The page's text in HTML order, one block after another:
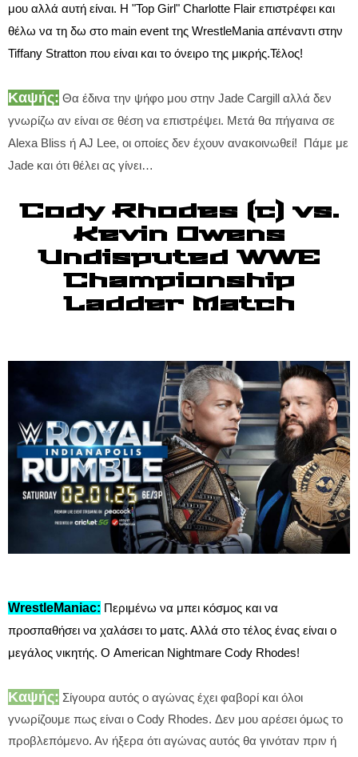
μου αλλά αυτή είναι. Η "Top Girl" Charlotte Flair επιστρέφει και
θέλω να τη δω στο main event της WrestleMania απέναντι στην
Tiffany Stratton που είναι και το όνειρο της μικρής.Τέλος!
Καψής: Θα έδινα την ψήφο μου στην Jade Cargill αλλά δεν
γνωρίζω αν είναι σε θέση να επιστρέψει. Μετά θα πήγαινα σε
Alexa Bliss ή AJ Lee, οι οποίες δεν έχουν ανακοινωθεί! Πάμε με
Jade και ότι θέλει ας γίνει…
Cody Rhodes (c) vs.
Kevin Owens
Undisputed WWE
Championship
Ladder Match
WrestleManiac: Περιμένω να μπει κόσμος και να
προσπαθήσει να χαλάσει το ματς. Αλλά στο τέλος ένας είναι ο
μεγάλος νικητής. Ο American Nightmare Cody Rhodes!
Καψής: Σίγουρα αυτός ο αγώνας έχει φαβορί και όλοι
γνωρίζουμε πως είναι ο Cody Rhodes. Δεν μου αρέσει όμως το
προβλεπόμενο. Αν ήξερα ότι αγώνας αυτός θα γινόταν πριν ή